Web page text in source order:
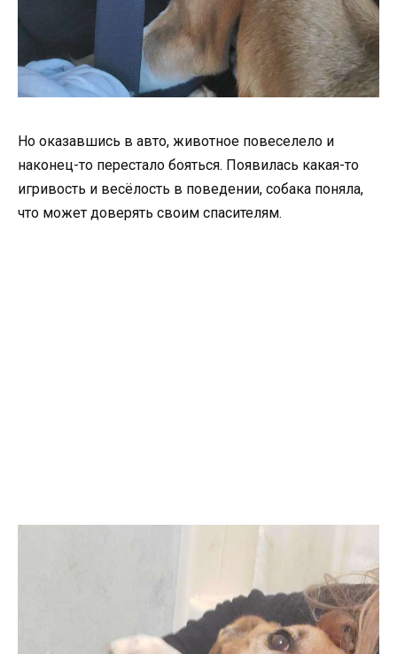
Но оказавшись в авто, животное повеселело и
наконец-то перестало бояться. Появилась какая-то
игривость и весёлость в поведении, собака поняла,
что может доверять своим спасителям.